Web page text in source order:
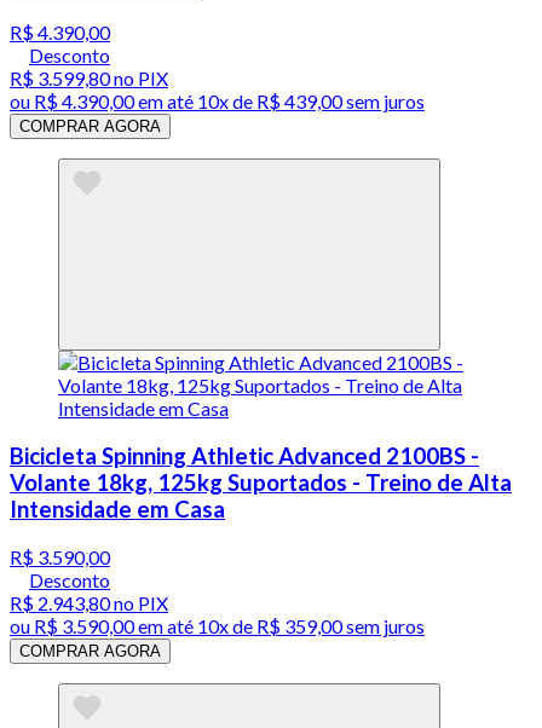
R$ 4.390,00
Desconto
R$ 3.599,80no PIX
ou R$ 4.390,00em até 10x de R$ 439,00 sem juros
COMPRAR AGORA
Bicicleta Spinning Athletic Advanced 2100BS -
Volante 18kg, 125kg Suportados - Treino de Alta
Intensidade em Casa
R$ 3.590,00
Desconto
R$ 2.943,80no PIX
ou R$ 3.590,00em até 10x de R$ 359,00 sem juros
COMPRAR AGORA